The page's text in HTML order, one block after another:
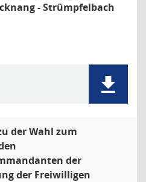
- Strümpfelbach
der Wahl zum
der
der Freiwilligen